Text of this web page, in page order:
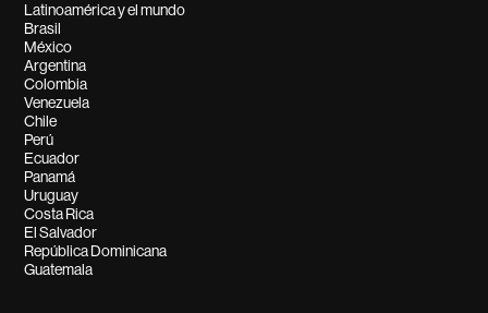
Latinoamérica y el mundo
Brasil
México
Argentina
Colombia
Venezuela
Chile
Perú
Ecuador
Panamá
Uruguay
Costa Rica
El Salvador
República Dominicana
Guatemala